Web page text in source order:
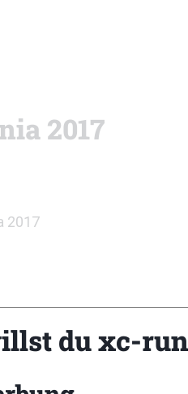
2017
2017
du xc-